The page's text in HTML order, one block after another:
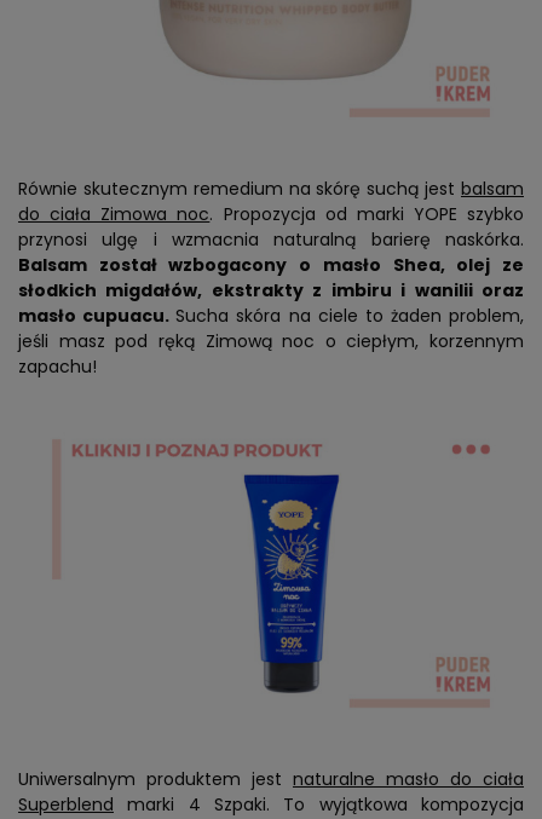
Równie skutecznym remedium na skórę suchą jest balsam
do ciała Zimowa noc. Propozycja od marki YOPE szybko
przynosi ulgę i wzmacnia naturalną barierę naskórka.
Balsam został wzbogacony o masło Shea, olej ze
słodkich migdałów, ekstrakty z imbiru i wanilii oraz
masło cupuacu.Sucha skóra na ciele to żaden problem,
jeśli masz pod ręką Zimową noc o ciepłym, korzennym
zapachu!
Uniwersalnym produktem jest naturalne masło do ciała
Superblend marki 4 Szpaki. To wyjątkowa kompozycja